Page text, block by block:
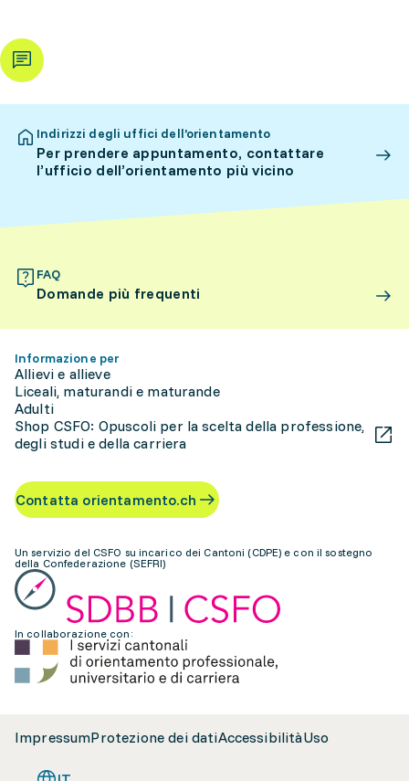
Indirizzi degli uffici dell’orientamento
Per prendere appuntamento, contattare
l’ufficio dell’orientamento più vicino
FAQ
Domande più frequenti
Informazione per
Allievi e allieve
Liceali, maturandi e maturande
Adulti
Shop CSFO: Opuscoli per la scelta della professione,
degli studi e della carriera
Contatta orientamento.ch
Un servizio del CSFO su incarico dei Cantoni (CDPE) e con il sostegno
della Confederazione (SEFRI)
In collaborazione con:
ImpressumProtezione dei datiAccessibilitàUso